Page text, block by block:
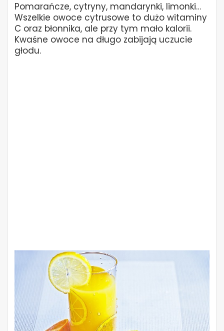
Pomarańcze, cytryny, mandarynki, limonki…
Wszelkie owoce cytrusowe to dużo witaminy
C oraz błonnika, ale przy tym mało kalorii.
Kwaśne owoce na długo zabijają uczucie
głodu.